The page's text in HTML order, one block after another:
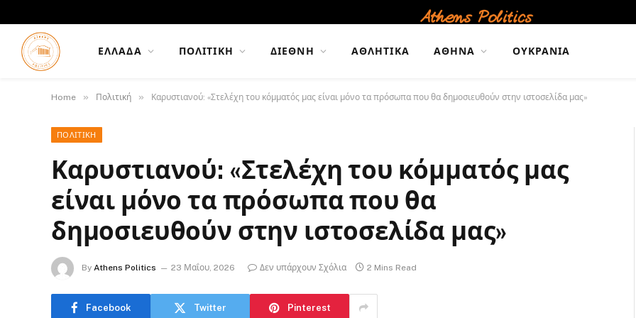
ΕΛΛΆΔΑ ΠΟΛΙΤΙΚΉ ΔΙΕΘΝΉ ΑΘΛΗΤΙΚΆ ΑΘΉΝΑ ΟΥΚΡΑΝΊΑ
Home » Πολιτική » Καρυστιανού: «Στελέχη του κόμματός μας είναι μόνο τα πρόσωπα που θα δημοσιευθούν στην ιστοσελίδα μας»
ΠΟΛΙΤΙΚΉ
Καρυστιανού: «Στελέχη του κόμματός μας
είναι μόνο τα πρόσωπα που θα
δημοσιευθούν στην ιστοσελίδα μας»
By Athens Politics 23 Μαΐου, 2026 Δεν υπάρχουν Σχόλια 2 Mins Read
Facebook Twitter Pinterest